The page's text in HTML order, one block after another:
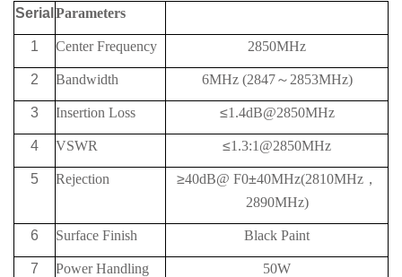
Serial Parameters
1 Center Frequency 2850MHz
2 Bandwidth 6MHz (2847～ 2853MHz)
3 Insertion Loss ≤1.4dB@2850MHz
4 VSWR ≤1.3:1@2850MHz
5 Rejection ≥40dB@ F0±40MHz(2810MHz，
2890MHz)
6 Surface Finish Black Paint
7 Power Handling 50W